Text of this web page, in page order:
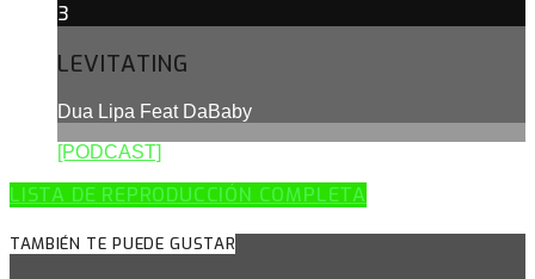
3
LEVITATING
Dua Lipa Feat DaBaby
[PODCAST]
LISTA DE REPRODUCCIÓN COMPLETA
TAMBIÉN TE PUEDE GUSTAR